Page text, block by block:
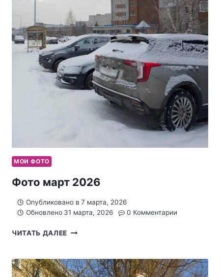
МОИ ФОТО
Фото март 2026
Опубликовано в 7 марта, 2026
Обновлено 31 марта, 2026 0 Комментарии
ЧИТАТЬ ДАЛЕЕ ФОТО